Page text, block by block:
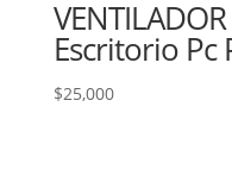
Escritorio Pc
$25,000